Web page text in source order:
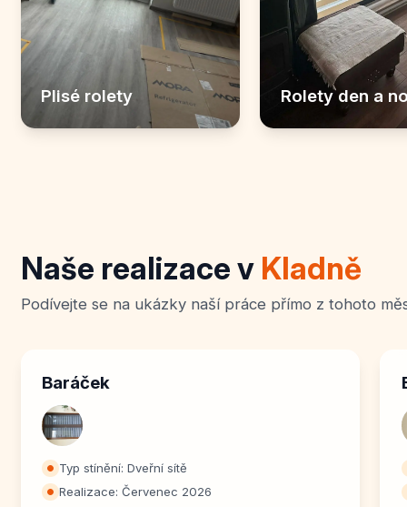
Plisé rolety Rolety den a
Naše realizace v Kladně
Podívejte se na ukázky naší práce přímo z tohoto
Baráček
⏺ Typ stínění: Dveřní sítě
⏺ Realizace: Červenec 2026